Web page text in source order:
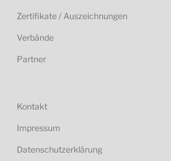
Zertifikate / Auszeichnungen
Verbände
Partner
Kontakt
Impressum
Datenschutzerklärung